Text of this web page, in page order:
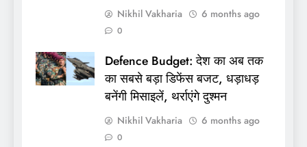
Nikhil Vakharia 6 months ago
0
Defence Budget: देश का अब तक
का सबसे बड़ा डिफेंस बजट, धड़ाधड़
बनेंगी मिसाइलें, थर्राएंगे दुश्मन
Nikhil Vakharia 6 months ago
0